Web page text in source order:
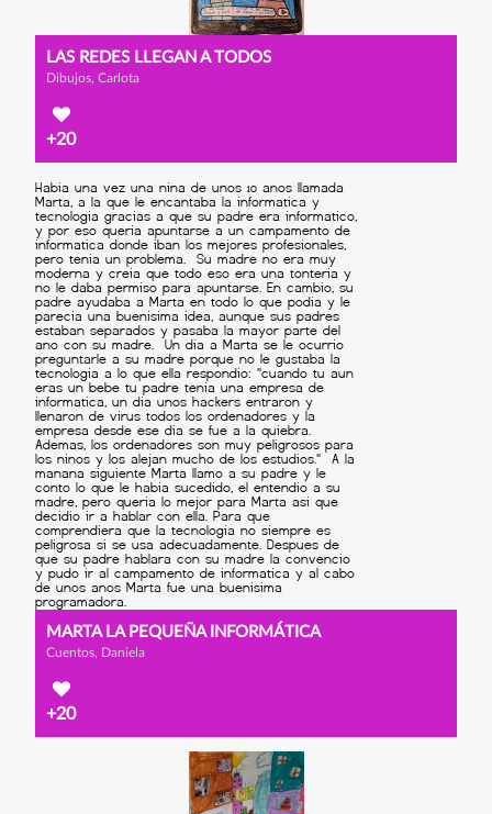
LAS REDES LLEGAN A TODOS
Dibujos, Carlota
+20
MARTA LA PEQUEÑA INFORMÁTICA
Cuentos, Daniela
+20